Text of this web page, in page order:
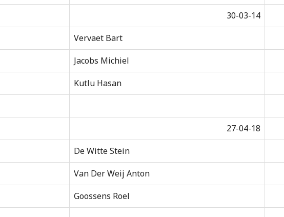
30-03-14
Vervaet Bart
Jacobs Michiel
Kutlu Hasan
27-04-18
De Witte Stein
Van Der Weij Anton
Goossens Roel